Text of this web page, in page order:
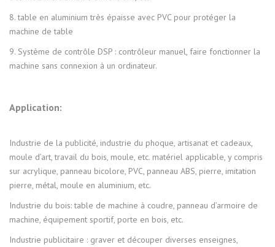
8. table en aluminium très épaisse avec PVC pour protéger la
machine de table
9. Système de contrôle DSP : contrôleur manuel, faire fonctionner la
machine sans connexion à un ordinateur.
Application:
Industrie de la publicité, industrie du phoque, artisanat et cadeaux,
moule d’art, travail du bois, moule, etc. matériel applicable, y compris
sur acrylique, panneau bicolore, PVC, panneau ABS, pierre, imitation
pierre, métal, moule en aluminium, etc.
Industrie du bois: table de machine à coudre, panneau d’armoire de
machine, équipement sportif, porte en bois, etc.
Industrie publicitaire : graver et découper diverses enseignes,